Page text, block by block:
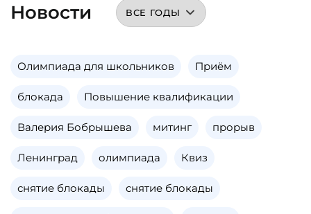
Новости
Олимпиада для школьников Приём
блокада Повышение квалификации
Валерия Бобрышева митинг прорыв
Ленинград олимпиада Квиз
снятие блокады снятие блокады